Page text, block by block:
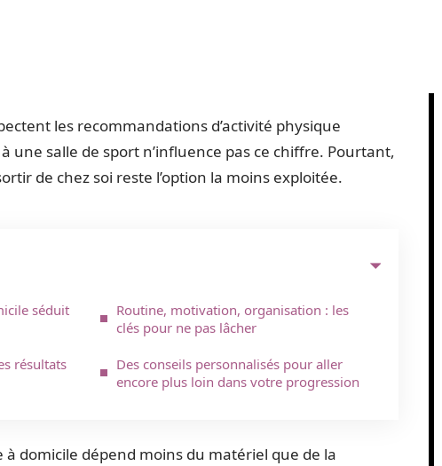
les recommandations d’activité physique
une salle de sport n’influence pas ce chiffre. Pourtant,
de chez soi reste l’option la moins exploitée.
séduit
résultats
Routine, motivation, organisation : les
clés pour ne pas lâcher
Des conseils personnalisés pour aller
encore plus loin dans votre progression
à domicile dépend moins du matériel que de la